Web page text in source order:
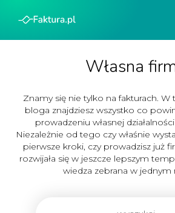
Własna
Znamy się nie tylko na fakturach. W
bloga znajdziesz wszystko co
prowadzeniu własnej
Niezależnie od tego czy właśnie
pierwsze kroki, czy prowadzisz już
rozwijała się w jeszcze lepszym
wiedza zebrana w jednym